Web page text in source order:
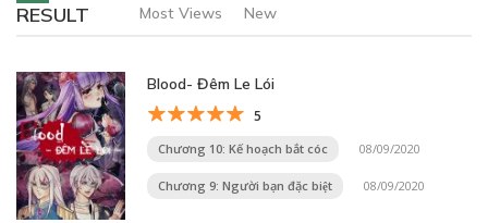
RESULT
Most Views New
Blood- Đêm Le Lói
5
Chương 10: Kế hoạch bắt cóc 08/09/2020
Chương 9: Người bạn đặc biệt 08/09/2020